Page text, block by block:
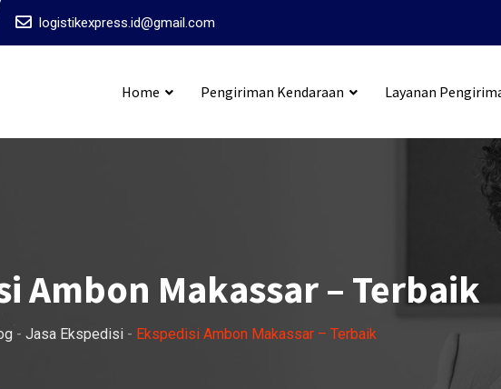
logistikexpress.id@gmail.com
Home Pengiriman Kendaraan Layanan
Ambon Makassar – Terbaik
- Jasa Ekspedisi - Ekspedisi Ambon Makassar – Terbaik